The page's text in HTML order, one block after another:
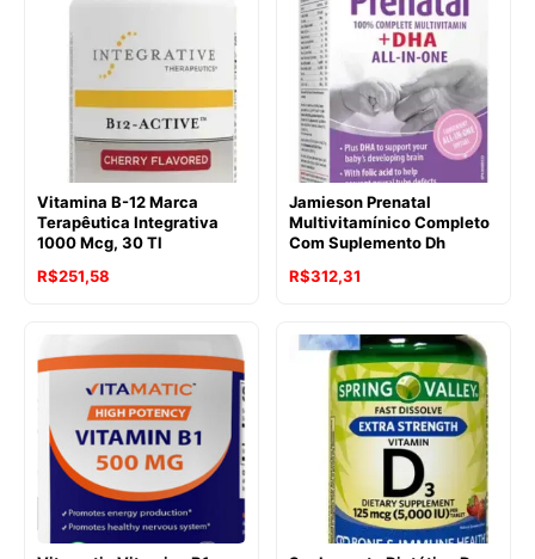
Vitamina B-12 Marca
Terapêutica Integrativa
1000 Mcg, 30 Tl
R$251,58
Jamieson Prenatal
Multivitamínico Completo
Com Suplemento Dh
R$312,31